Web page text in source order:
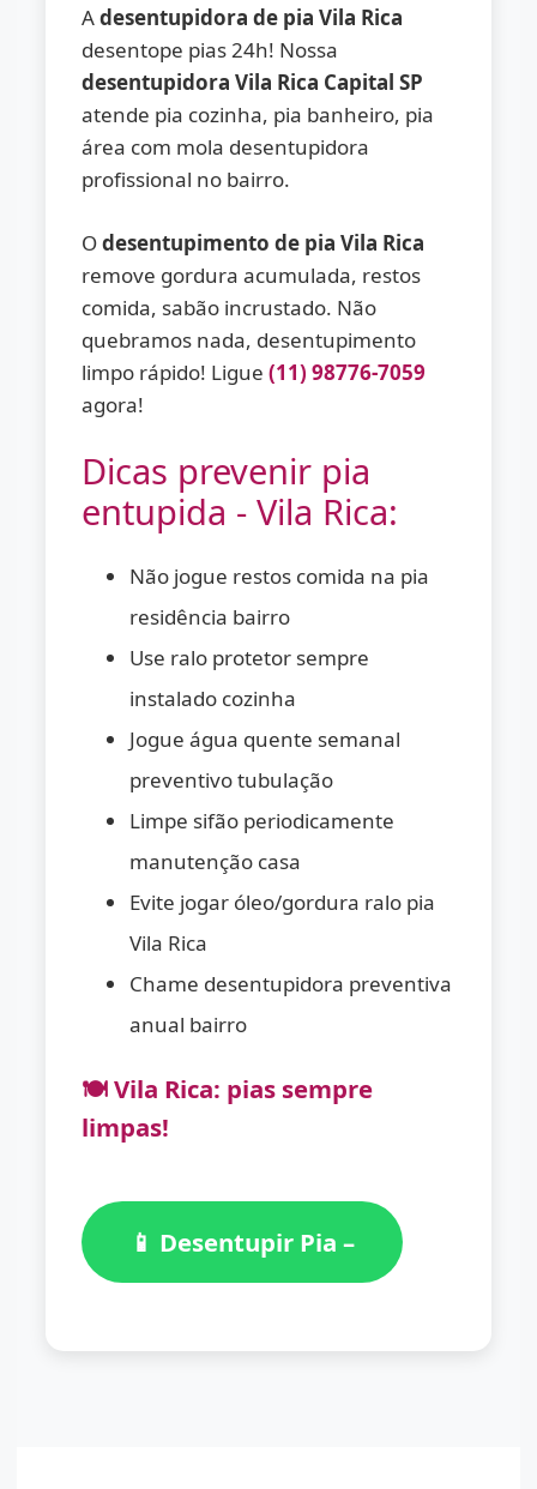
Adesentupidora de pia Vila Rica
desentope pias 24h! Nossa
desentupidora Vila Rica Capital SP
atende pia cozinha, pia banheiro, pia
área com mola desentupidora
profissional no bairro.
Odesentupimento de pia Vila Rica
remove gordura acumulada, restos
comida, sabão incrustado. Não
quebramos nada, desentupimento
limpo rápido! Ligue(11) 98776-7059
agora!
Dicas prevenir pia
entupida - Vila Rica:
Não jogue restos comida na pia
residência bairro
Use ralo protetor sempre
instalado cozinha
Jogue água quente semanal
preventivo tubulação
Limpe sifão periodicamente
manutenção casa
Evite jogar óleo/gordura ralo pia
Vila Rica
Chame desentupidora preventiva
anual bairro
🍽️ Vila Rica: pias sempre
limpas!
📱 Desentupir Pia –